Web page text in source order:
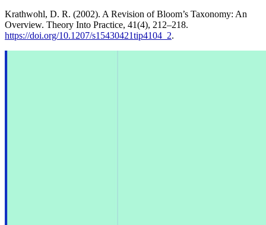
Krathwohl, D. R. (2002). A Revision of Bloom’s Taxonomy: An
Overview. Theory Into Practice, 41(4), 212–218.
https://doi.org/10.1207/s15430421tip4104_2.